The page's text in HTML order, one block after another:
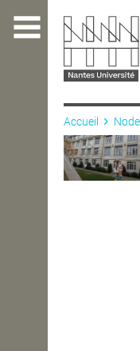
contenu
L'ÉCOLE
Accueil Node